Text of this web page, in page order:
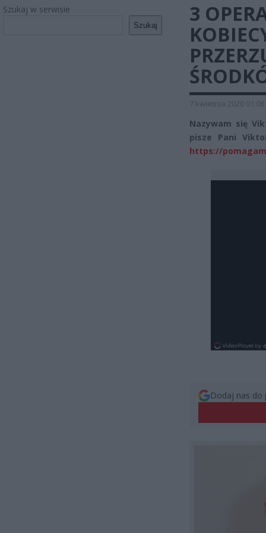
Szukaj w serwisie
Szukaj
3
7 kwietnia 2020 01:08
Nazywam się
pisze Pani
https://
Dodaj nas do